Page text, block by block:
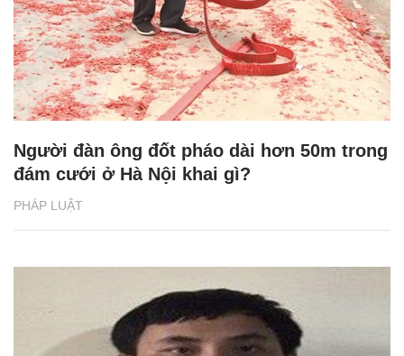
PHÁP LUẬT
Người đàn ông đốt pháo dài hơn 50m trong
đám cưới ở Hà Nội khai gì?